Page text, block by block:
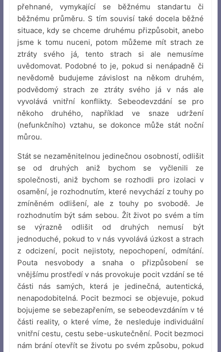
přehnané, vymykající se běžnému standartu či
běžnému průměru. S tím souvisí také docela běžné
situace, kdy se chceme druhému přizpůsobit, anebo
jsme k tomu nuceni, potom můžeme mít strach ze
ztráty svého já, tento strach si ale nemusíme
uvědomovat. Podobné to je, pokud si nenápadně či
nevědomě budujeme závislost na někom druhém,
podvědomý strach ze ztráty svého já v nás ale
vyvolává vnitřní konflikty. Sebeodevzdání se pro
někoho druhého, například ve snaze udržení
(nefunkčního) vztahu, se dokonce může stát noční
můrou.
Stát se nezaměnitelnou jedinečnou osobností, odlišit
se od druhých aniž bychom se vyčlenili ze
společnosti, aniž bychom se rozhodli pro izolaci v
osamění, je rozhodnutím, které nevychází z touhy po
zmíněném odlišení, ale z touhy po svobodě. Je
rozhodnutím být sám sebou. Žít život po svém a tím
se výrazně odlišit od druhých nemusí být
jednoduché, pokud to v nás vyvolává úzkost a strach
z odcizení, pocit nejistoty, nepochopení, odmítání.
Pouta nesvobody a snaha o přizpůsobení se
vnějšímu prostředí v nás provokuje pocit vzdání se té
části nás samých, která je jedinečná, autentická,
nenapodobitelná. Pocit bezmoci se objevuje, pokud
bojujeme se sebezapřením, se sebeodevzdáním v té
části reality, o které víme, že nesleduje individuální
vnitřní cestu, cestu sebe-uskutečnění. Pocit bezmoci
nám brání otevřít se životu po svém způsobu, pokud